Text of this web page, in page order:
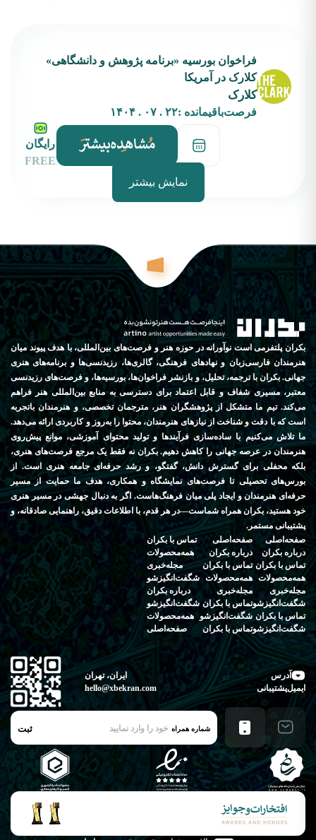
فراخوان بورسیه‌ «برنامه پژوهش و دانشگاهی»
کلارک در آمریکا
کلارک
فرصت‌باقیمانده :۲۲ . ۰۷ . ۱۴۰۴
رایگان
FREE
نمایش بیشتر
بکران پلتفرمی است نوآورانه در حوزه هنر و فرصت‌های بین‌المللی، با هدف پیوند میان
هنرمندان فارسی‌زبان و نهادهای فرهنگی، گالری‌ها، رزیدنسی‌ها و برنامه‌های هنری
جهانی. بکران با ترجمه، تحلیل، و بازنشر فراخوان‌ها، بورسیه‌ها، و فرصت‌های رزیدنسی
معتبر، مسیری شفاف و قابل اعتماد برای دسترسی به منابع بین‌المللی هنر فراهم
می‌کند. تیم ما متشکل از پژوهشگران هنر، مترجمان تخصصی، و هنرمندان باتجربه
است که با دقت و شناخت از نیازهای هنرمندان، محتوا را به‌روز و کاربردی ارائه می‌دهد.
ما تلاش می‌کنیم با ساده‌سازی فرآیندها و تولید محتوای آموزشی، موانع پیش‌روی
هنرمندان در عرصه جهانی را کاهش دهیم. بکران نه فقط یک مرجع فرصت‌های هنری،
بلکه محفلی برای گسترش دانش، گفتگو، و رشد حرفه‌ای جامعه هنری است. از
بورس‌های تحصیلی تا فرصت‌های نمایشگاه و همکاری، هدف ما حمایت از مسیر
حرفه‌ای هنرمندان و ایجاد پلی میان فرهنگ‌هاست. اگر به دنبال جهشی در مسیر هنری
خود هستید، بکران همراه شماست—در هر قدم، با اطلاعات دقیق، راهنمایی صادقانه، و
پشتیبانی مستمر.
صفحه‌اصلی
درباره‌ بکران
تماس‌ با‌ بکران
همه‌محصولات
مجله‌خبری
شگفت‌انگیز‌شو
تماس‌ با‌ بکران
شگفت‌انگیز‌شو
صفحه‌اصلی
درباره‌ بکران
تماس‌ با‌ بکران
همه‌محصولات
مجله‌خبری
تماس‌ با‌ بکران
شگفت‌انگیز‌شو
تماس‌ با‌ بکران
تماس‌ با‌ بکران
همه‌محصولات
مجله‌خبری
شگفت‌انگیز‌شو
درباره‌ بکران
شگفت‌انگیز‌شو
همه‌محصولات
صفحه‌اصلی
آدرس
ایران، تهران
ایمیل‌پشتیبانی
hello@xbekran.com
شماره همراه ثبت